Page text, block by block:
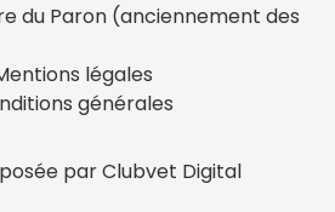
du Paron (anciennement des
légales
générales
par Clubvet Digital